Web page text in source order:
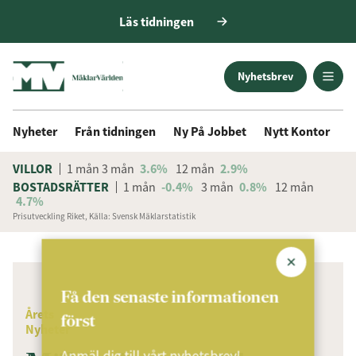
Läs tidningen
Nyhetsbrev
Nyheter Från tidningen Ny På Jobbet Nytt Kontor
VILLOR 1 mån 3 mån 3.6% 12 mån 2.9%
BOSTADSRÄTTER
1 mån -0.4% 3 mån 0.8% 12 mån
4.7%
Prisutveckling Riket, Källa: Svensk Mäklarstatistik
ANNONS
Årets
Nyheter
Få den senaste informationen
först